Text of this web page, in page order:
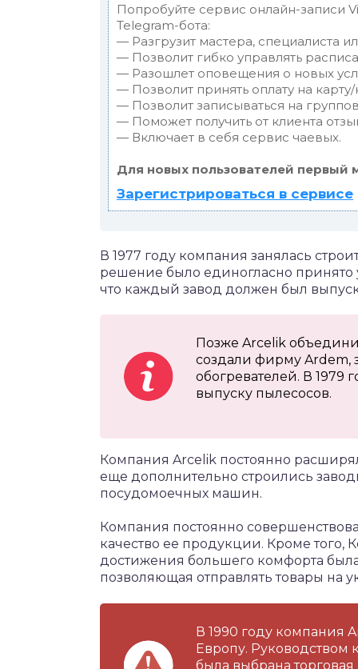
Попробуйте сервис онлайн-записи
Telegram-бота:
— Разгрузит мастера, специалиста
— Позволит гибко управлять
— Разошлет оповещения о новых
— Позволит принять оплату на
— Позволит записываться на
— Поможет получить от клиента
— Включает в себя сервис чаевых.
Для новых пользователей первый
Зарегистрироваться в сервисе
В 1977 году компания занялась
решение было единогласно
что каждый завод должен был
Позже Arcelik
создали фирму Ardem,
обогревателей. В 1979
выпуску пылесосов.
Компания Arcelik постоянно
еще дополнительно строились
посудомоечных машин.
Компания постоянно
качество ее продукции. Кроме того,
достижения большего комфорта
позволяющая отправлять товары на
В 1990 году компания
Европу.
была выбрана торговая